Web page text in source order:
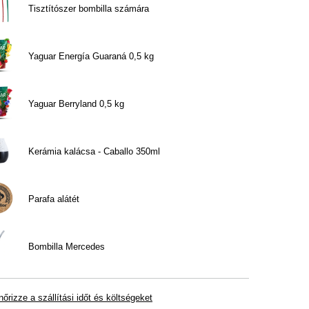
Tisztítószer bombilla számára
Yaguar Energía Guaraná 0,5 kg
Yaguar Berryland 0,5 kg
Kerámia kalácsa - Caballo 350ml
Parafa alátét
Bombilla Mercedes
a szállítási időt és költségeket